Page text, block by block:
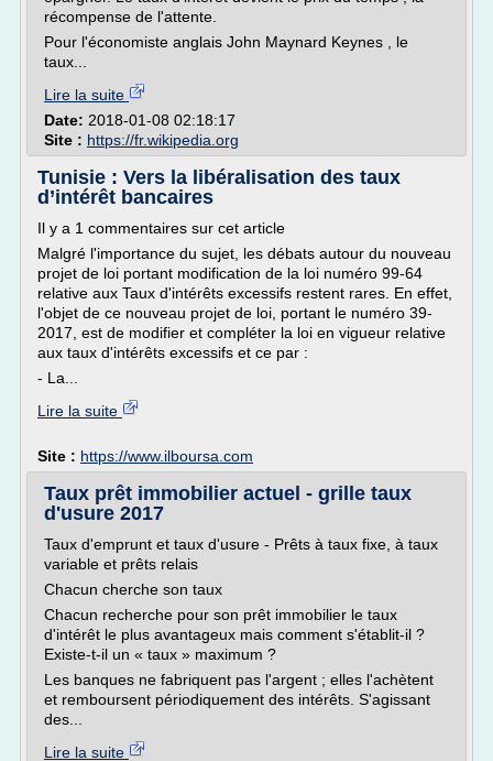
récompense de l'attente.
Pour l'économiste anglais John Maynard Keynes , le
taux...
Lire la suite
Date: 2018-01-08 02:18:17
Site : https://fr.wikipedia.org
Tunisie : Vers la libéralisation des taux
d’intérêt bancaires
Il y a 1 commentaires sur cet article
Malgré l'importance du sujet, les débats autour du nouveau
projet de loi portant modification de la loi numéro 99-64
relative aux Taux d'intérêts excessifs restent rares. En effet,
l'objet de ce nouveau projet de loi, portant le numéro 39-
2017, est de modifier et compléter la loi en vigueur relative
aux taux d'intérêts excessifs et ce par :
- La...
Lire la suite
Site : https://www.ilboursa.com
Taux prêt immobilier actuel - grille taux
d'usure 2017
Taux d'emprunt et taux d'usure - Prêts à taux fixe, à taux
variable et prêts relais
Chacun cherche son taux
Chacun recherche pour son prêt immobilier le taux
d'intérêt le plus avantageux mais comment s'établit-il ?
Existe-t-il un « taux » maximum ?
Les banques ne fabriquent pas l'argent ; elles l'achètent
et remboursent périodiquement des intérêts. S'agissant
des...
Lire la suite